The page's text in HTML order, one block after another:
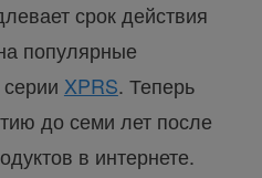
срок действия
популярные
XPRS. Теперь
до семи лет после
в интернете.